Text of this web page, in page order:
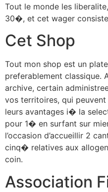
Tout le monde les
30�, et cet wager
Cet Shop
Tout mon shop est un
preferablement classique.
archive, certain
vos territoires, qui
leurs avantages i� la
pour 1� en surfant sur
l’occasion d’accueillir 2
cinq� relatives aux
coin.
Association